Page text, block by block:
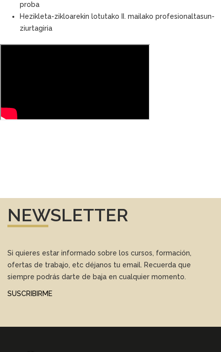
proba
Hezikleta-zikloarekin lotutako II. mailako profesionaltasun-
ziurtagiria
NEWSLETTER
Si quieres estar informado sobre los cursos, formación,
ofertas de trabajo, etc déjanos tu email. Recuerda que
siempre podrás darte de baja en cualquier momento.
SUSCRIBIRME